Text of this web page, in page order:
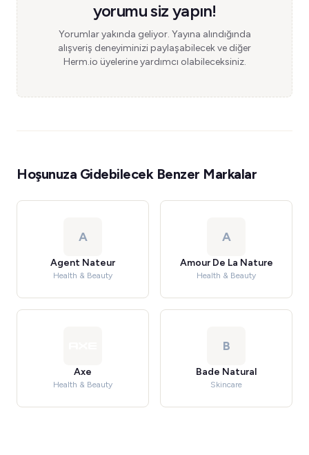
yorumu siz yapın!
Yorumlar yakında geliyor. Yayına alındığında
alışveriş deneyiminizi paylaşabilecek ve diğer
Herm.io üyelerine yardımcı olabileceksiniz.
Hoşunuza Gidebilecek Benzer Markalar
A
Agent Nateur
Health & Beauty
A
Amour De La Nature
Health & Beauty
Axe
Health & Beauty
B
Bade Natural
Skincare